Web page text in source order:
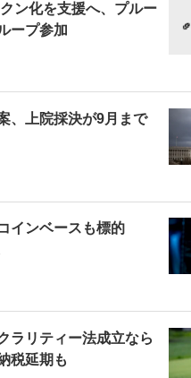
ン化を支援へ、プルー
ープ参加
、上院採決が9月まで
インベースも標的
ラリティー法成立なら
税延期も